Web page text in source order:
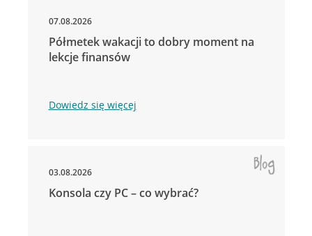
07.08.2026
Półmetek wakacji to dobry moment na
lekcje finansów
Dowiedz się więcej
03.08.2026
Konsola czy PC – co wybrać?